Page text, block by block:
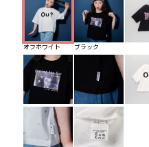
オフホワイト ブラック